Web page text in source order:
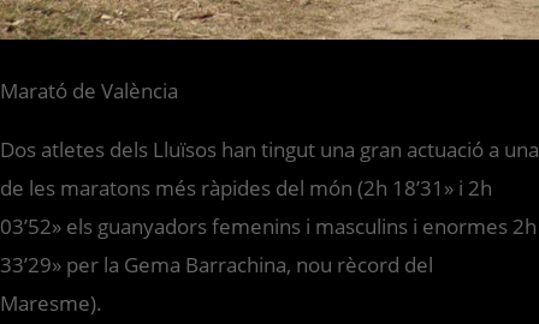
Marató de València
Dos atletes dels Lluïsos han tingut una gran actuació a una
de les maratons més ràpides del món (2h 18’31» i 2h
03’52» els guanyadors femenins i masculins i enormes 2h
33’29» per la Gema Barrachina, nou rècord del
Maresme).